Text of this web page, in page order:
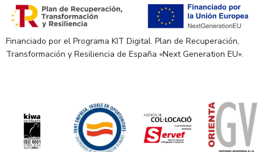
Financiado por el Programa KIT Digital. Plan de Recuperación,
Transformación y Resiliencia de España «Next Generation EU».